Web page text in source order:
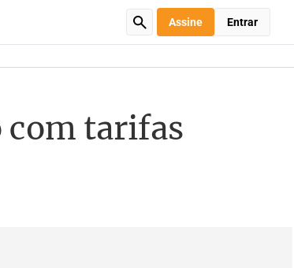
Assine Entrar
com tarifas